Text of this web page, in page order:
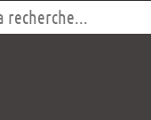
notre projet